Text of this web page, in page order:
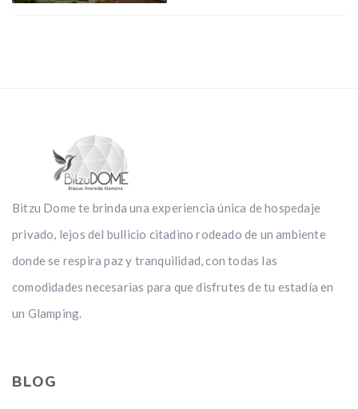
Bitzu Dome te brinda una experiencia única de hospedaje
privado, lejos del bullicio citadino rodeado de un ambiente
donde se respira paz y tranquilidad, con todas las
comodidades necesarias para que disfrutes de tu estadía en
un Glamping.
BLOG